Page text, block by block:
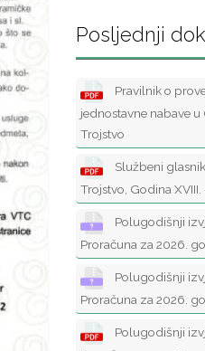
Posljednji
Pravilnik o
jednostavne nabave u
Trojstvo
Službeni
Trojstvo, Godina
Polugodišnji
Proračuna za 2026.
Polugodišnji
Proračuna za 2026.
Polugodišnji